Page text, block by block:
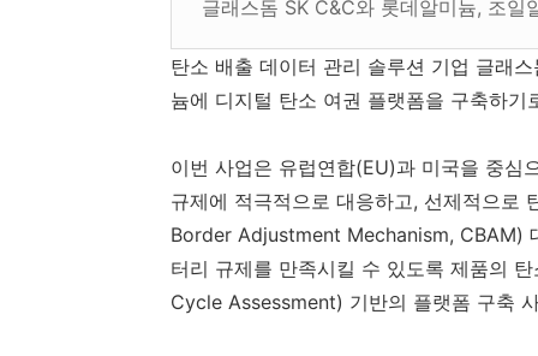
글래스돔 SK C&C와 롯데알미늄, 조
탄소 배출 데이터 관리 솔루션 기업 글래
늄에 디지털 탄소 여권 플랫폼을 구축하기
이번 사업은 유럽연합(EU)과 미국을 중심
규제에 적극적으로 대응하고, 선제적으로
Border Adjustment Mechanism, CBAM)
터리 규제를 만족시킬 수 있도록 제품의
Cycle Assessment) 기반의 플랫폼 구축